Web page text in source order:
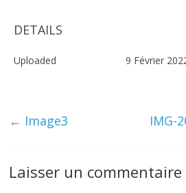
DETAILS
Uploaded 9 Février
← Image3 IMG-
Laisser un commentaire